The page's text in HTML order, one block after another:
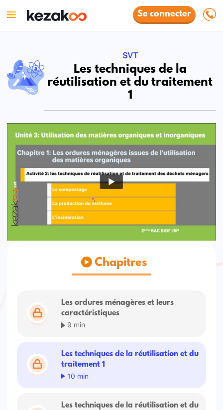
Se connecter
SVT
Les techniques de la
réutilisation et du traitement
1
Chapitres
Les ordures ménagères et leurs
caractéristiques
9 min
Les techniques de la réutilisation et du
traitement 1
10 min
Les techniques de la réutilisation et du